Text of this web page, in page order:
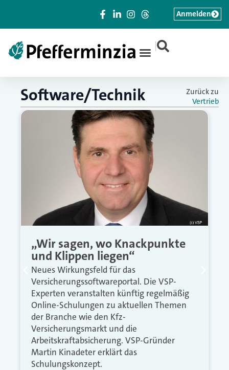
|
Anmelden
Software/Technik
Zurück zu
Vertrieb
„Wir sagen, wo Knackpunkte
und Klippen liegen“
Neues Wirkungsfeld für das
Versicherungssoftwareportal. Die VSP-
Experten veranstalten künftig regelmäßig
Online-Schulungen zu aktuellen Themen
der Branche wie den Kfz-
Versicherungsmarkt und die
Arbeitskraftabsicherung. VSP-Gründer
Martin Kinadeter erklärt das
Schulungskonzept.